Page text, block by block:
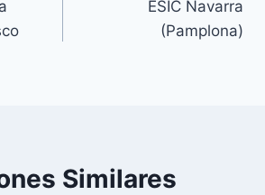
ESIC Navarra
(Pamplona)
Similares